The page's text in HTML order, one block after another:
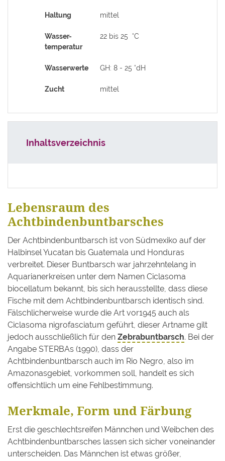
Haltung mittel
Wasser-
temperatur
22 bis 25 °C
Wasserwerte GH: 8 - 25 °dH
Zucht mittel
Inhaltsverzeichnis
Lebensraum des
Achtbindenbuntbarsches
Der Achtbindenbuntbarsch ist von Südmexiko auf der
Halbinsel Yucatan bis Guatemala und Honduras
verbreitet. Dieser Buntbarsch war jahrzehntelang in
Aquarianerkreisen unter dem Namen Ciclasoma
biocellatum bekannt, bis sich herausstellte, dass diese
Fische mit dem Achtbindenbuntbarsch identisch sind.
Fälschlicherweise wurde die Art vor1945 auch als
Ciclasoma nigrofasciatum geführt, dieser Artname gilt
jedoch ausschließlich für den Zebrabuntbarsch. Bei der
Angabe STERBAs (1990), dass der
Achtbindenbuntbarsch auch im Rio Negro, also im
Amazonasgebiet, vorkommen soll, handelt es sich
offensichtlich um eine Fehlbestimmung.
Merkmale, Form und Färbung
Erst die geschlechtsreifen Männchen und Weibchen des
Achtbindenbuntbarsches lassen sich sicher voneinander
unterscheiden. Das Männchen ist etwas größer,